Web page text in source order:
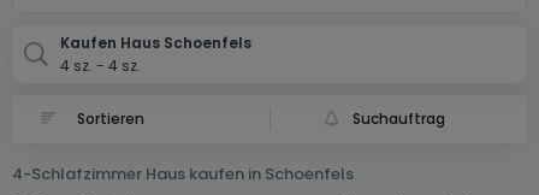
Kaufen Haus Schoenfels
4 sz. - 4 sz.
Suchauftrag
4-Schlafzimmer Haus kaufen in Schoenfels